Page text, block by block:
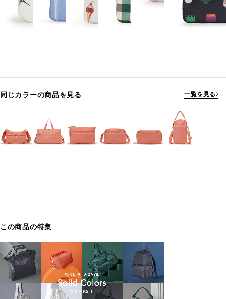
同じカラーの商品を見る 一覧を見る
この商品の特集